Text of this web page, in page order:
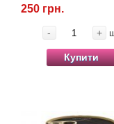
250 грн.
- +
Купити